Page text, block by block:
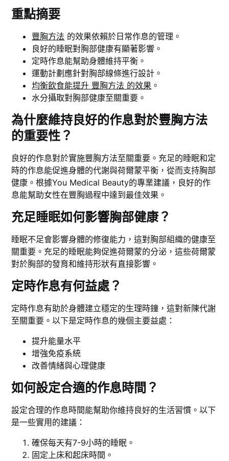
重點摘要
豐胸方法 的效果依賴於日常作息的管理。
良好的睡眠對胸部健康有顯著影響。
定時作息能幫助身體維持平衡。
運動計劃應針對胸部線條進行設計。
均衡飲食能提升 豐胸方法 的效果 。
水分攝取對胸部健康至關重要。
為什麼維持良好的作息對於豐胸方法
的重要性？
良好的作息對於實施豐胸方法至關重要。充足的睡眠和定
時的作息能促進身體的代謝與荷爾蒙平衡，從而支持胸部
健康。根據You Medical Beauty的專業建議，良好的作
息能幫助女性在豐胸過程中達到最佳效果。
充足睡眠如何影響胸部健康？
睡眠不足會影響身體的修復能力，這對胸部組織的健康至
關重要。充足的睡眠能夠促進荷爾蒙的分泌，這些荷爾蒙
對於胸部的發育和維持形狀有直接影響。
定時作息有何益處？
定時作息有助於身體建立穩定的生理時鐘，這對新陳代謝
至關重要。以下是定時作息的幾個主要益處：
提升能量水平
增強免疫系統
改善情緒與心理健康
如何設定合適的作息時間？
設定合理的作息時間能幫助你維持良好的生活習慣。以下
是一些實用的建議：
確保每天有7-9小時的睡眠。
固定上床和起床時間。